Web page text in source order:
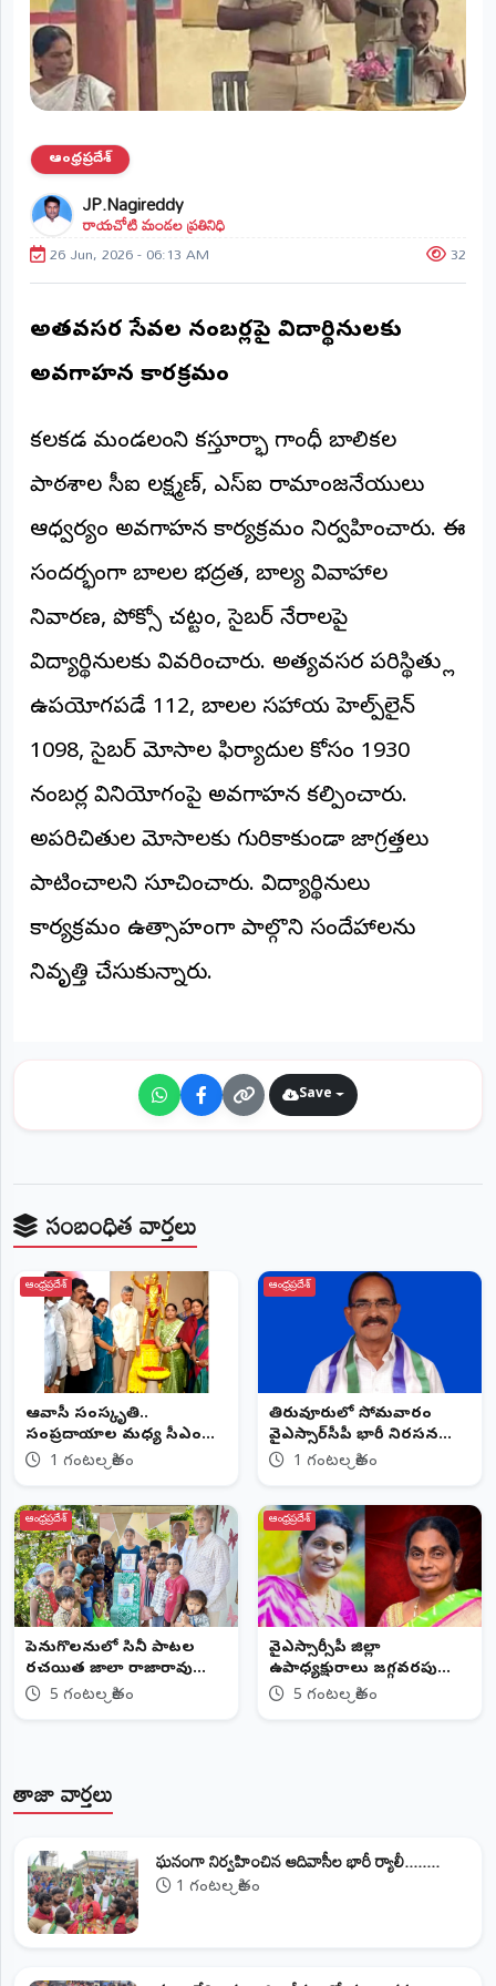
ప్రాంతీయ
వార్తలు
(STATE)
తెలంగాణ
ఆంధ్రప్రదేశ్
ప్రధాన
విభాగాలు
(MAIN)
భక్తి
జాతీయం
అంతర్జాతీయం
ఆర్టీఐ
డెస్క్
(REPORTERS
DESK)
మా
రిపోర్టర్లు
రిపోర్టర్‌గా
చేరండి
లాగిన్
(Login)
ఆంధ్రప్రదేశ్
JP.Nagireddy
రాయచోటి మండల ప్రతినిధి
26 Jun, 2026 - 06:13 AM 32
అత్యవసర సేవల నంబర్లపై విద్యార్థినులకు
అవగాహన కార్యక్రమం
కలకడ మండలంలోని కస్తూర్భా గాంధీ బాలికల
పాఠశాలలో సీఐ లక్ష్మణ్, ఎస్ఐ రామాంజనేయులు
ఆధ్వర్యంలో అవగాహన కార్యక్రమం నిర్వహించారు. ఈ
సందర్భంగా బాలల భద్రత, బాల్య వివాహాల
నివారణ, పోక్సో చట్టం, సైబర్ నేరాలపై
విద్యార్థినులకు వివరించారు. అత్యవసర పరిస్థితుల్లో
ఉపయోగపడే 112, బాలల సహాయ హెల్ప్‌లైన్
1098, సైబర్ మోసాల ఫిర్యాదుల కోసం 1930
నంబర్ల వినియోగంపై అవగాహన కల్పించారు.
అపరిచితుల మోసాలకు గురికాకుండా జాగ్రత్తలు
పాటించాలని సూచించారు. విద్యార్థినులు
కార్యక్రమంలో ఉత్సాహంగా పాల్గొని సందేహాలను
నివృత్తి చేసుకున్నారు.
Save
సంబంధిత వార్తలు
ఆంధ్రప్రదేశ్
ఆదివాసీ సంస్కృతి..
సంప్రదాయాల మధ్య సీఎం
చంద్రబాబు
1 గంటల క్రితం
ఆంధ్రప్రదేశ్
తిరువూరులో సోమవారం
వైఎస్సార్‌సీపీ భారీ నిరసన
ర్యాలీ1 గంటల క్రితం
ఆంధ్రప్రదేశ్
పెనుగొలనులో సినీ పాటల
రచయిత జాలాది రాజారావు
94వ జయంతి వేడుకలు
5 గంటల క్రితం
ఆంధ్రప్రదేశ్
వైఎస్సార్సీపీ జిల్లా
ఉపాధ్యక్షురాలు జగ్గవరపు
జానకిరెడ్డి కన్నుమూత
5 గంటల క్రితం
తాజా వార్తలు
ఘనంగా నిర్వహించిన ఆదివాసీల భారీ ర్యాలీ........
1 గంటల క్రితం